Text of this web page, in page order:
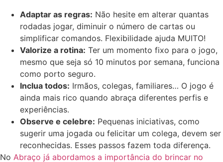
Adaptar as regras: Não hesite em alterar quantas
rodadas jogar, diminuir o número de cartas ou
simplificar comandos. Flexibilidade ajuda MUITO!
Valorize a rotina: Ter um momento fixo para o jogo,
mesmo que seja só 10 minutos por semana, funciona
como porto seguro.
Inclua todos: Irmãos, colegas, familiares… O jogo é
ainda mais rico quando abraça diferentes perfis e
experiências.
Observe e celebre: Pequenas iniciativas, como
sugerir uma jogada ou felicitar um colega, devem ser
reconhecidas. Esses passos fazem toda diferença.
No Abraço já abordamos a importância do brincar no